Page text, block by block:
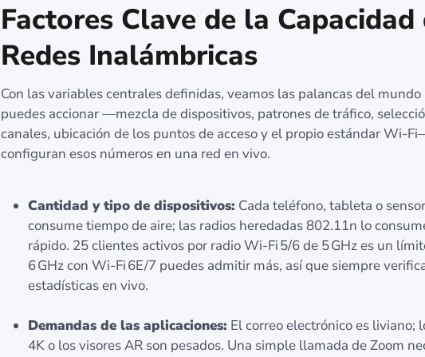
Factores Clave de la Capacidad
Redes Inalámbricas
Con las variables centrales definidas, veamos las palancas del
puedes accionar —mezcla de dispositivos, patrones de tráfico,
canales, ubicación de los puntos de acceso y el propio estándar
configuran esos números en una red en vivo.
Cantidad y tipo de dispositivos: Cada teléfono, tableta o
consume tiempo de aire; las radios heredadas 802.11n lo
rápido. 25 clientes activos por radio Wi‑Fi 5/6 de 5 GHz es un
6 GHz con Wi‑Fi 6E/7 puedes admitir más, así que siempre
estadísticas en vivo.
Demandas de las aplicaciones: El correo electrónico es liviano;
4K o los visores AR son pesados. Una simple llamada de Zoom